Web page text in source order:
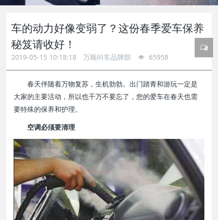
车的动力好像变弱了？这份春季爱车保养
秘笈请收好！
2019-05-15 10:18:18 万顺叫车品牌部 65958
春天伴随着万物复苏，生机勃勃。出门踏青和游玩一定是
大家的主要活动，所以也千万不要忘了，您的爱车在春天也需
要特殊的保养和护理。
空调必须要清理